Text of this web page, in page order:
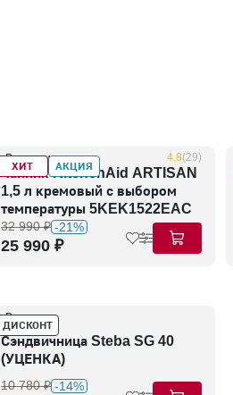
ХИТ АКЦИЯ
В наличии 4.8(29)
Чайник KitchenAid ARTISAN
1,5 л кремовый с выбором
температуры 5KEK1522EAC
32 990 ₽ -21%
25 990 ₽
ДИСКОНТ
В наличии
Сэндвичница Steba SG 40
(УЦЕНКА)
10 780 ₽ -14%